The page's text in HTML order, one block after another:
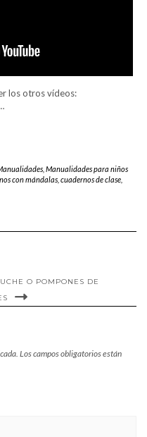
los otros vídeos:
,Manualidades para niños
con mándalas, cuadernos de clase,
O POMPONES DE
Los campos obligatorios están